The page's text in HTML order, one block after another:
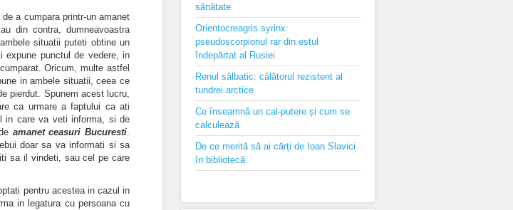
a cumpara printr-un amanet
din contra, dumneavoastra
situatii puteti obtine un
punctul de vedere, in
Oricum, multe astfel
in ambele situatii, ceea ce
pierdut. Spunem acest lucru,
ca urmare a faptului ca ati
in care va veti informa, si de
amanet ceasuri Bucuresti.
doar sa va informati si sa
sa il vindeti, sau cel pe care
pentru acestea in cazul in
in legatura cu persoana cu
sănătate
Orientocreagris syrinx:
pseudoscorpionul rar din estul
îndepărtat al Rusiei
Renul sălbatic: călătorul rezistent al
tundrei arctice
Ce înseamnă un cal-putere și cum se
calculează
De ce merită să ai cărți de Ioan Slavici
în bibliotecă